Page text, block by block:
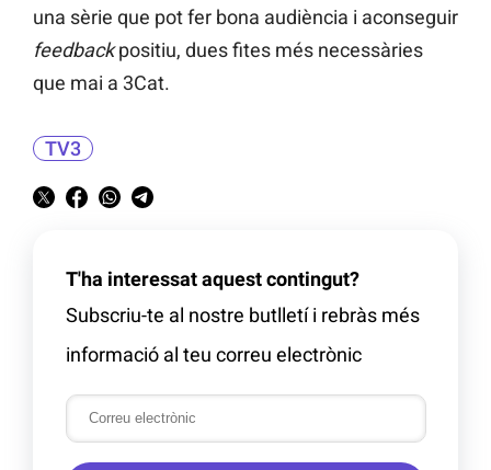
una sèrie que pot fer bona audiència i aconseguir
feedbackpositiu, dues fites més necessàries
que mai a 3Cat.
TV3
T'ha interessat aquest contingut?
Subscriu-te al nostre butlletí i rebràs més
informació al teu correu electrònic